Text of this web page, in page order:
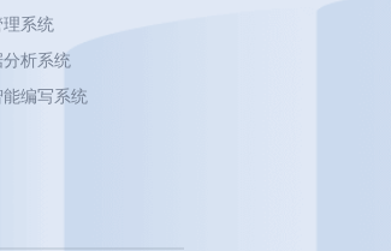
系统
析系统
编写系统